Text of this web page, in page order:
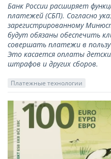
Банк России расширяет
платежей (СБП). Согласно
зарегистрированному
будут обязаны обеспечить
совершать платежи в пользу
Это касается оплаты
штрафов и других сборов.
Платежные технологии